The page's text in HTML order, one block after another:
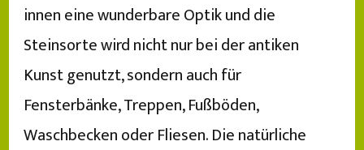
innen eine wunderbare Optik und die
Steinsorte wird nicht nur bei der antiken
Kunst genutzt, sondern auch für
Fensterbänke, Treppen, Fußböden,
Waschbecken oder Fliesen. Die natürliche